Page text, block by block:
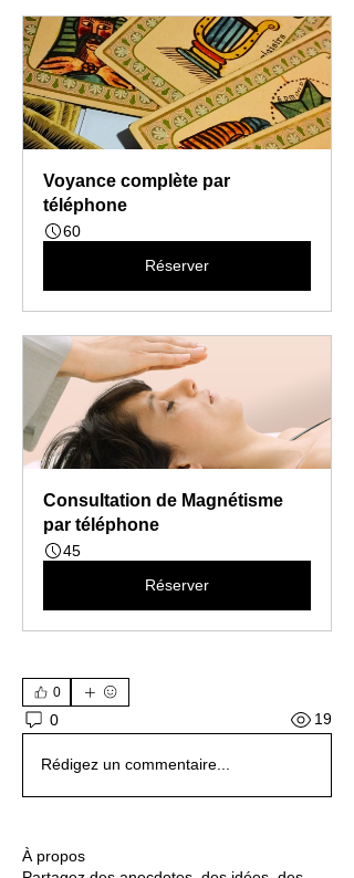
Voyance complète par
téléphone
60
Réserver
Consultation de Magnétisme
par téléphone
45
Réserver
0
0 19
Rédigez un commentaire...
À propos